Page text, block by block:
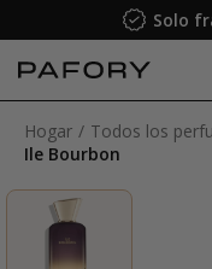
Solo
Hogar Todos los
Ile Bourbon